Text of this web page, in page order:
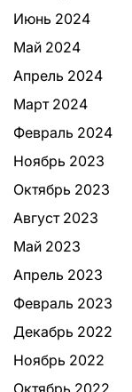
Июнь 2024
Май 2024
Апрель 2024
Март 2024
Февраль 2024
Ноябрь 2023
Октябрь 2023
Август 2023
Май 2023
Апрель 2023
Февраль 2023
Декабрь 2022
Ноябрь 2022
Октябрь 2022